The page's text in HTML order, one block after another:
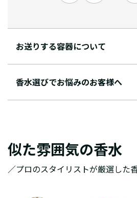
お送りする容器について
香水選びでお悩みのお客様へ
似た雰囲気の香水
／プロのスタイリストが厳選した